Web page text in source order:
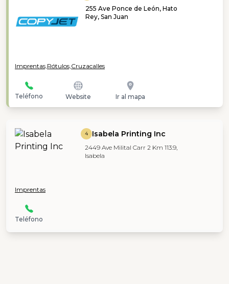
255 Ave Ponce de León, Hato
Rey, San Juan
Imprentas, Rótulos, Cruzacalles
Teléfono Website Ir al mapa
4 Isabela Printing Inc
2449 Ave Milital Carr 2 Km 113.9,
Isabela
Imprentas
Teléfono